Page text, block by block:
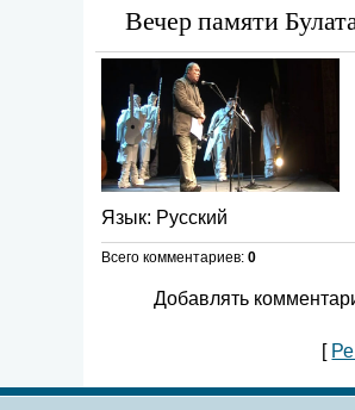
Вечер памяти
Язык: Русский
Всего комментариев: 0
Добавлять
[